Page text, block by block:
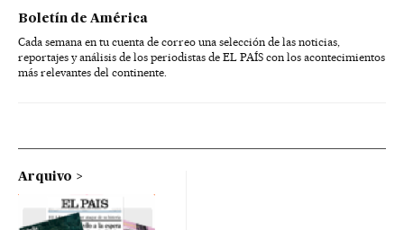
Boletín de América
Cada semana en tu cuenta de correo una selección de las noticias,
reportajes y análisis de los periodistas de EL PAÍS con los acontecimientos
más relevantes del continente.
Arquivo